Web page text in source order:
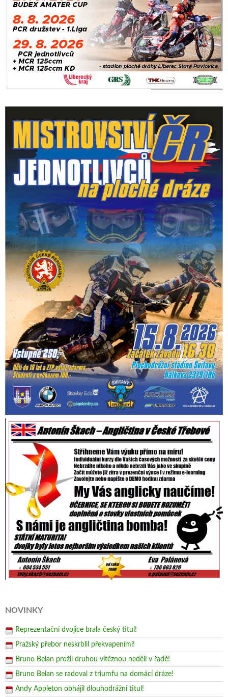
NOVINKY
Reprezentační dvojice brala český titul!
Pražský přebor neskrblil překvapeními!
Bruno Belan prožil druhou vítěznou neděli v řadě!
Bruno Belan se radoval z triumfu na domácí dráze!
Andy Appleton obhájil dlouhodrážní titul!